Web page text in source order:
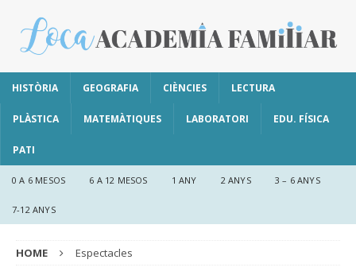
HISTÒRIA GEOGRAFIA CIÈNCIES LECTURA
PLÀSTICA MATEMÀTIQUES LABORATORI EDU. FÍSICA
PATI
0 A 6 MESOS 6 A 12 MESOS 1 ANY 2 ANYS 3 – 6 ANYS
7-12 ANYS
HOME Espectacles